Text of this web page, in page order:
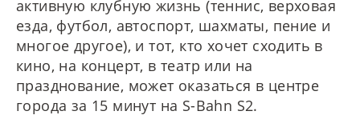
активную клубную жизнь (теннис, верховая
езда, футбол, автоспорт, шахматы, пение и
многое другое), и тот, кто хочет сходить в
кино, на концерт, в театр или на
празднование, может оказаться в центре
города за 15 минут на S-Bahn S2.